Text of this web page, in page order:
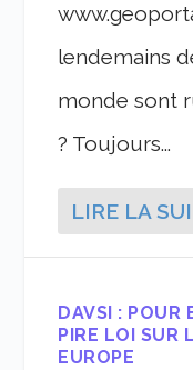
lendemains
monde sont
? Toujours...
LIRE LA
DAVSI : POUR
PIRE LOI SUR
EUROPE